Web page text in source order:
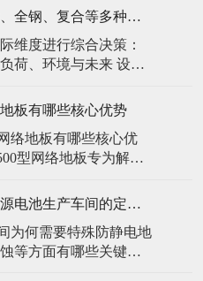
关键。 1. 建立分
观察地
油污或其它液体泼
面对市面上硫酸钙、全钢、复合等多种类型的机房防静电地板，我们该如何科学选型？除了预算，更应该从哪些实际维度进行考量，以避免“过度配置”或“配置不足”？
维度进行综合决策：
、环境与未来 设备
区域内最重设备的单
器机柜的支脚压
，主流的优质复合地
板有哪些核心优势
络地板有哪些核心优
型网络地板专为解决
度结构：采用优质冷
，表面磷化后静电喷
性能优异。 便捷布
设计，可轻松掀起盖
防静电地板在新能源电池生产车间的定制化解决方案
为何需要特殊防静电地
等方面有哪些关键技